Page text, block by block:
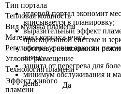
угловой портал экономит
вписывается в планировку;
выразительный эффект
проекционной системе и
обогрев с несколькими
зимы;
защита от перегрева для
минимум обслуживания и
день.
Тип портала
Тепловая мощность
Вид муляжа пламени
Материал корпуса очага
Регулировка уровня яркости
Угловое размещение
Технология пламени
Эффект живого
пламени
Да